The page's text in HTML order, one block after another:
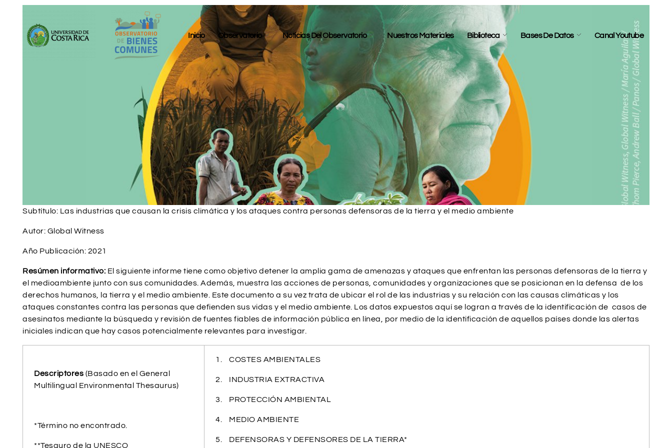
Inicio Observatorio Noticias Del Observatorio Nuestros Materiales Biblioteca Bases De Datos Canal Youtube
Subtítulo: Las industrias que causan la crisis climática y los ataques contra personas defensoras de la tierra y el medio ambiente
Autor: Global Witness
Año Publicación: 2021
Resúmen informativo: El siguiente informe tiene como objetivo detener la amplia gama de amenazas y ataques que enfrentan las personas defensoras de la tierra y
el medioambiente junto con sus comunidades. Además, muestra las acciones de personas, comunidades y organizaciones que se posicionan en la defensa de los
derechos humanos, la tierra y el medio ambiente. Este documento a su vez trata de ubicar el rol de las industrias y su relación con las causas climáticas y los
ataques constantes contra las personas que defienden sus vidas y el medio ambiente. Los datos expuestos aquí se logran a través de la identificación de casos de
asesinatos mediante la búsqueda y revisión de fuentes fiables de información pública en línea, por medio de la identificación de aquellos países donde las alertas
iniciales indican que hay casos potencialmente relevantes para investigar.
Descriptores (Basado en el General
Multilingual Environmental Thesaurus)
*Término no encontrado.
**Tesauro de la UNESCO
1. COSTES AMBIENTALES
2. INDUSTRIA EXTRACTIVA
3. PROTECCIÓN AMBIENTAL
4. MEDIO AMBIENTE
5. DEFENSORAS Y DEFENSORES DE LA TIERRA*